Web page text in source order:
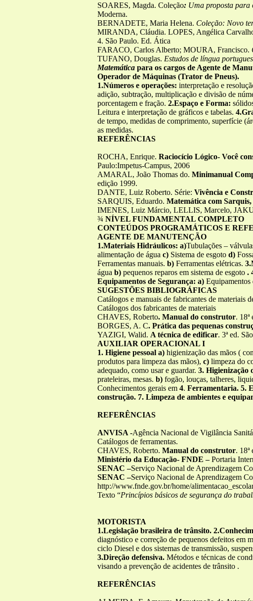
SOARES, Magda. Coleção: Uma proposta para
Moderna.
BERNADETE, Maria Helena. Coleção: Novo
MIRANDA, Cláudia. LOPES, Angélica
4. São Paulo. Ed. Ática
FARACO, Carlos Alberto; MOURA, Francisco.
TUFANO, Douglas. Estudos de língua
Matemática para os cargos de Agente de
Operador de Máquinas (Trator de Pneus).
1.Números e operações: interpretação e
adição, subtração, multiplicação e divisão de
porcentagem e fração. 2.Espaço e Forma:
Leitura e interpretação de gráficos e tabelas.
de tempo, medidas de comprimento, superfície
as medidas.
REFERÊNCIAS
ROCHA, Enrique. Raciocício Lógico- Você
Paulo:Impetus-Campus, 2006
AMARAL, João Thomas do. Minimanual
edição 1999.
DANTE, Luiz Roberto. Série: Vivência e
SARQUIS, Eduardo. Matemática com
IMENES, Luiz Márcio, LELLIS, Marcelo,
¾ NÍVEL FUNDAMENTAL COMPLETO
CONTEÚDOS PROGRAMÁTICOS E
AGENTE DE MANUTENÇÃO
1.Materiais Hidráulicos: a)Tubulações –
alimentação de água c) Sistema de esgoto d)
Ferramentas manuais. b) Ferramentas elétricas.
água b) pequenos reparos em sistema de esgoto .
Equipamentos de Segurança: a)
SUGESTÕES BIBLIOGRÁFICAS
Catálogos e manuais de fabricantes de materiais
Catálogos dos fabricantes de materiais
CHAVES, Roberto. Manual do construtor.
BORGES, A. C. Prática das pequenas
YAZIGI, Walid. A técnica de edificar. 3ª ed.
AUXILIAR OPERACIONAL I
1. Higiene pessoal a) higienização das mãos (
produtos para limpeza das mãos), c) limpeza do
adequado, como usar e guardar. 3. Higienização
prateleiras, mesas. b) fogão, louças, talheres,
Conhecimentos gerais em 4. Ferramentaria. 5.
construção. 7. Limpeza de ambientes e
REFERÊNCIAS
ANVISA -Agência Nacional de Vigilância
Catálogos de ferramentas.
CHAVES, Roberto. Manual do construtor.
Ministério da Educação- FNDE –Portaria
SENAC –Serviço Nacional de Aprendizagem
SENAC –Serviço Nacional de Aprendizagem
http://www.fnde.gov.br/home/
Texto “Princípios básicos de segurança do
MOTORISTA
1.Legislação brasileira de trânsito.
diagnóstico e correção de pequenos defeitos em
ciclo Diesel e dos sistemas de transmissão,
3.Direção defensiva. Métodos e técnicas de
visando a prevenção de acidentes de trânsito .
REFERÊNCIAS